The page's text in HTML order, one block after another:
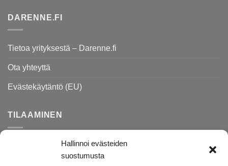
Hallinnoi evästeiden
suostumusta
DARENNE.FI
Tietoa yrityksestä – Darenne.fi
Ota yhteyttä
Evästekäytäntö (EU)
TILAAMINEN
Rekisteri- ja tietosuojaseloste